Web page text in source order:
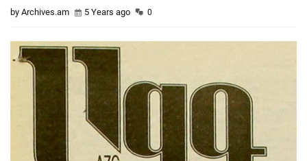
by Archives.am 5 Years ago 0